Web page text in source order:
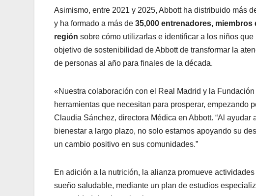
Asimismo, entre 2021 y 2025, Abbott ha distribuido más
y ha formado a más de 35,000 entrenadores,
región sobre cómo utilizarlas e identificar a los niños
objetivo de sostenibilidad de Abbott de transformar la
de personas al año para finales de la década.
«Nuestra colaboración con el Real Madrid y la
herramientas que necesitan para prosperar, empezando
Claudia Sánchez, directora Médica en Abbott. “Al
bienestar a largo plazo, no solo estamos apoyando su
un cambio positivo en sus comunidades.”
En adición a la nutrición, la alianza promueve
sueño saludable, mediante un plan de estudios